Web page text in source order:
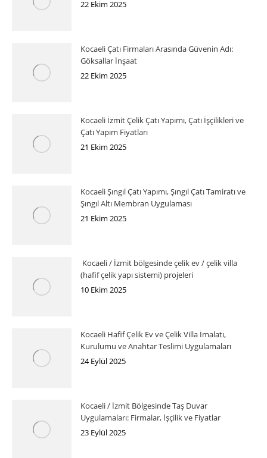
22 Ekim 2025
Kocaeli Çatı Firmaları Arasında Güvenin Adı:
Göksallar İnşaat
22 Ekim 2025
Kocaeli İzmit Çelik Çatı Yapımı, Çatı İşçilikleri ve
Çatı Yapım Fiyatları
21 Ekim 2025
Kocaeli Şıngıl Çatı Yapımı, Şıngıl Çatı Tamiratı ve
Şıngıl Altı Membran Uygulaması
21 Ekim 2025
Kocaeli / İzmit bölgesinde çelik ev / çelik villa
(hafif çelik yapı sistemi) projeleri
10 Ekim 2025
Kocaeli Hafif Çelik Ev ve Çelik Villa İmalatı,
Kurulumu ve Anahtar Teslimi Uygulamaları
24 Eylül 2025
Kocaeli / İzmit Bölgesinde Taş Duvar
Uygulamaları: Firmalar, İşçilik ve Fiyatlar
23 Eylül 2025